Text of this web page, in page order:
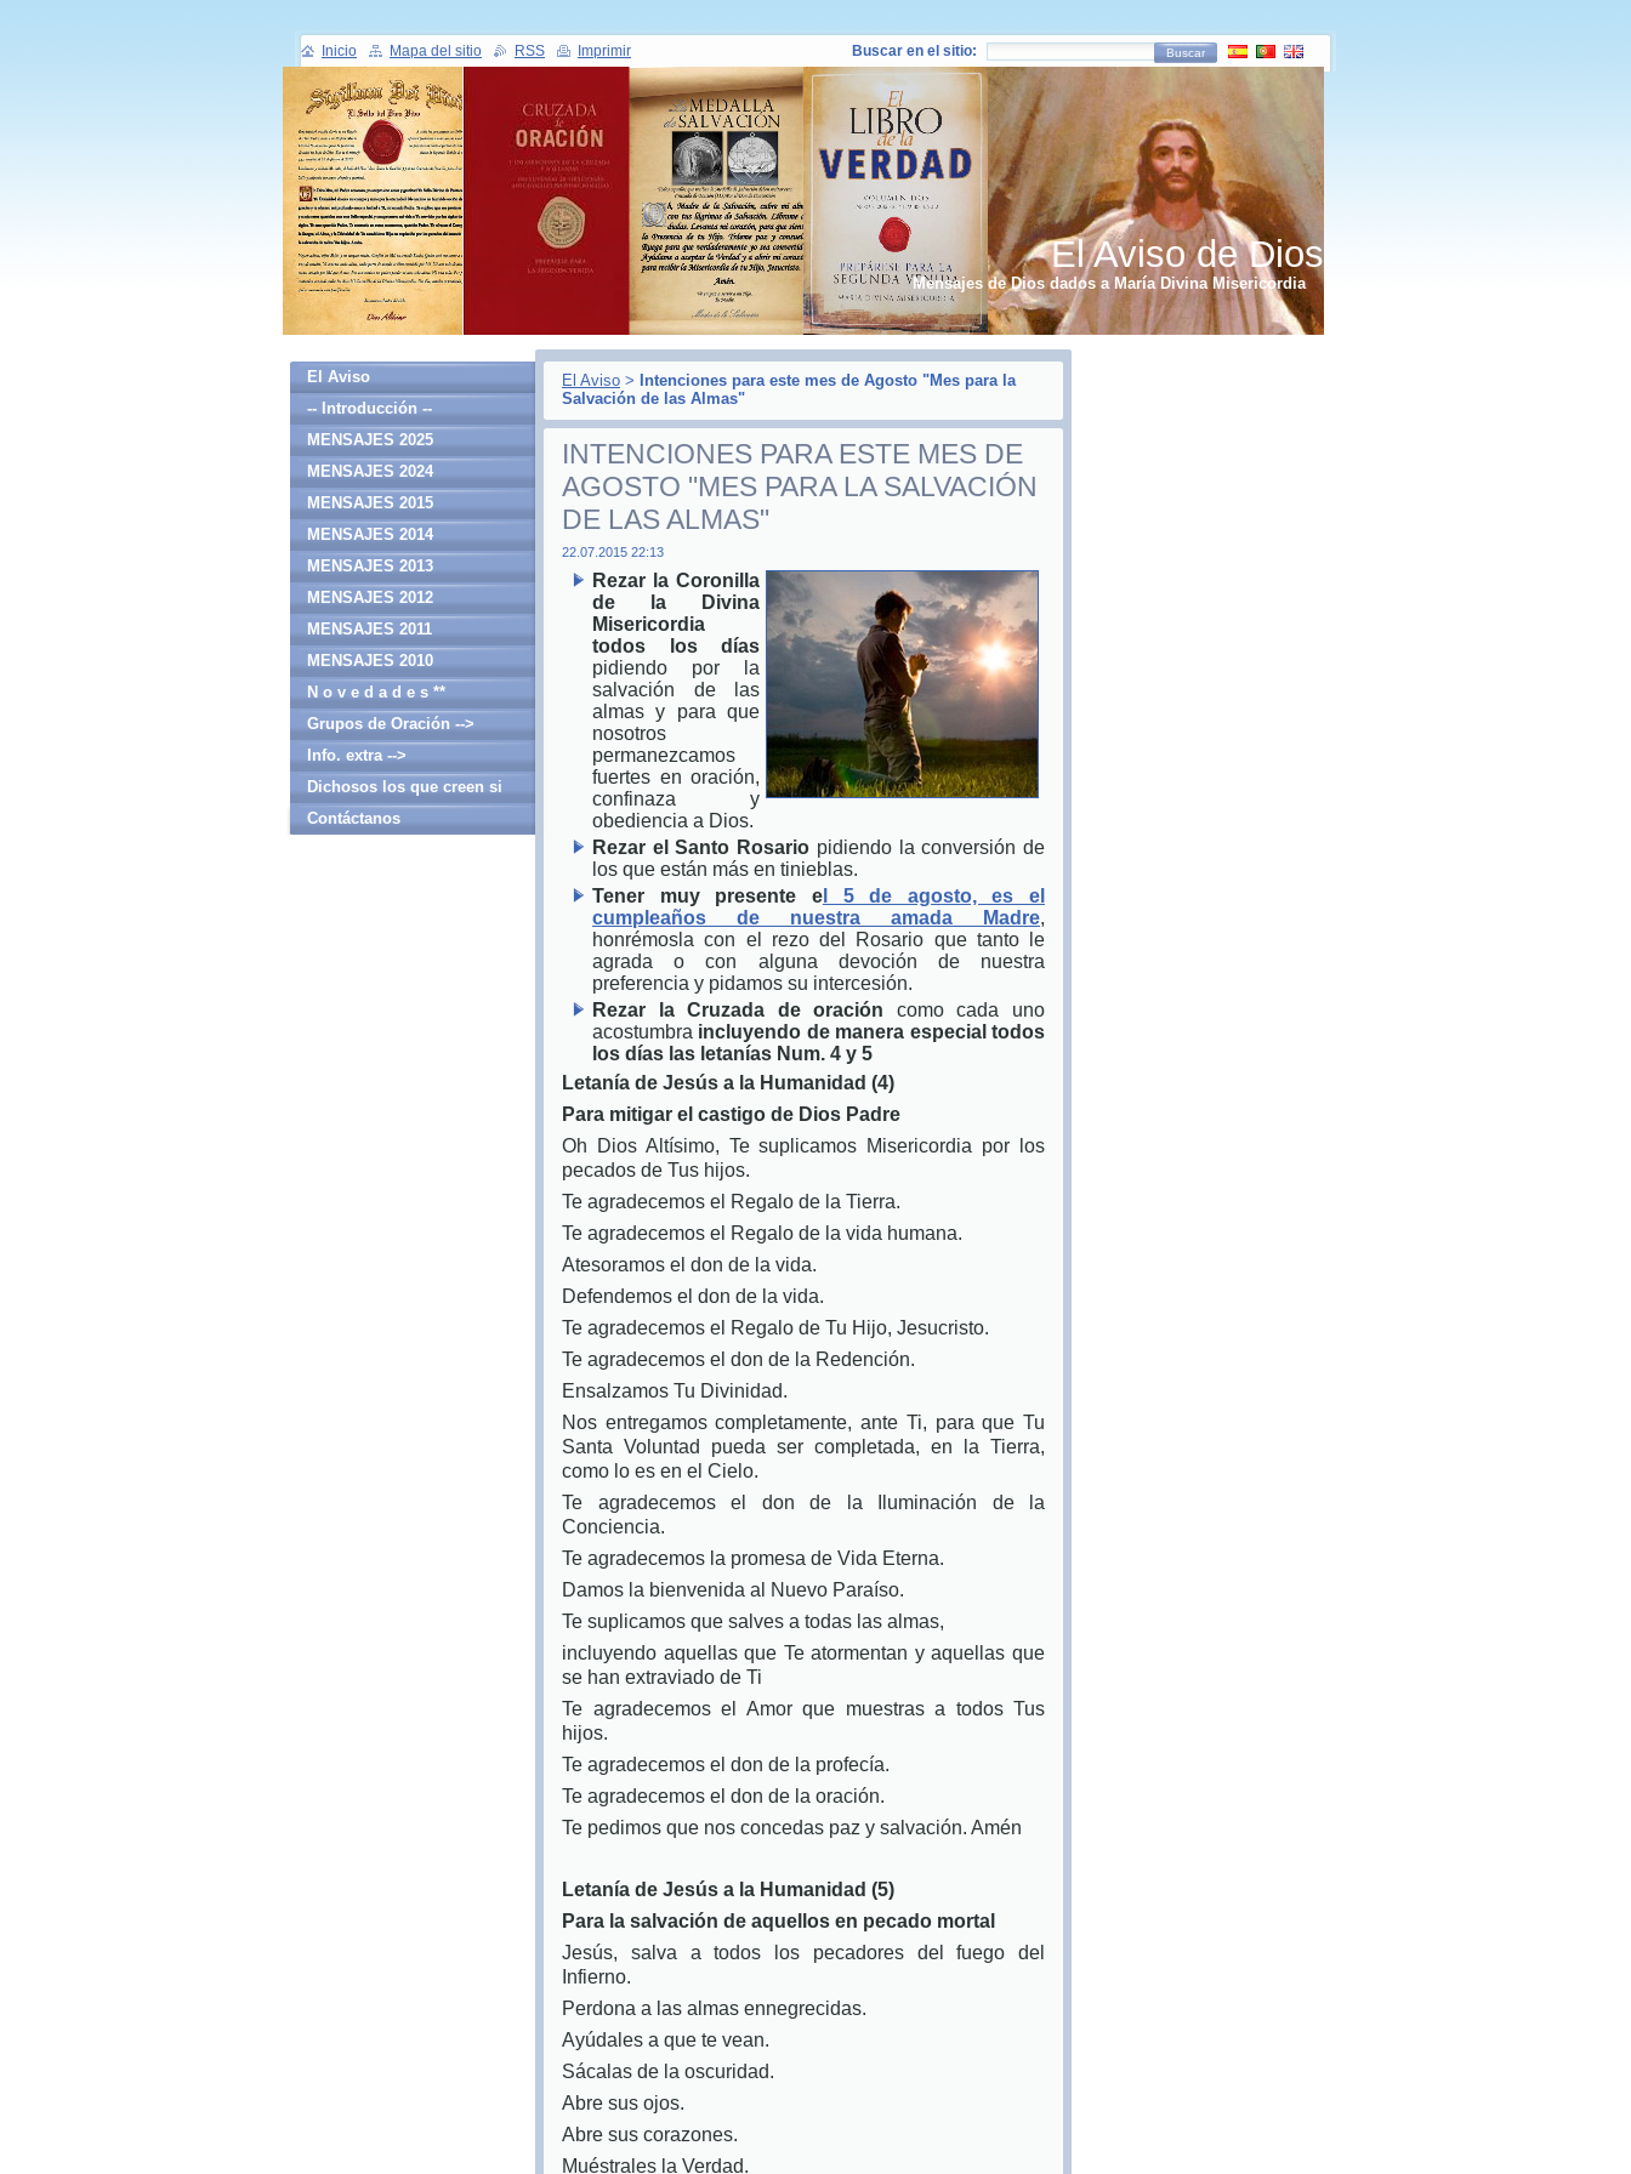
El Aviso de Dios
Mensajes de Dios dados a María Divina Misericordia
El Aviso >
Intenciones para este mes de Agosto "Mes para la
Salvación de las Almas"
INTENCIONES PARA ESTE MES DE
AGOSTO "MES PARA LA SALVACIÓN
DE LAS ALMAS"
22.07.2015 22:13
Rezar la Coronilla
de la Divina
Misericordia
todos los días
pidiendo por la
salvación de las
al mas y para que
nosotros
permanezcamos
fuertes en oración,
confinaza y
obediencia a Dios.
Rezar el Santo Rosario pidiendo la conversión de
los que están más en tinieblas.
Tener muy presente el 5 de agosto, es el
cumpleaños de nuestra amada Madre,
honrémosla con el rezo del Rosario que tanto le
agrada o con alguna devoción de nuestra
preferencia y pidamos su intercesión.
Rezar la Cruzada de oración como cada uno
acostumbra incluyendo de manera especial todos
los días las letanías Num. 4 y 5
Letanía de Jesús a la Humanidad (4)
Para mitigar el castigo de Dios Padre
Oh Dios Altísimo, Te suplicamos Misericordia por los
pecados de Tus hijos.
Te agradecemos el Regalo de la Tierra.
Te agradecemos el Regalo de la vida humana.
Atesoramos el don de la vida.
Defendemos el don de la vida.
Te agradecemos el Regalo de Tu Hijo, Jesucristo.
Te agradecemos el don de la Redención.
Ensalzamos Tu Divinidad.
Nos entregamos completamente, ante Ti, para que Tu
Santa Voluntad pueda ser completada, en la Tierra,
como lo es en el Cielo.
Te agradecemos el don de la Iluminación de la
Conciencia.
Te agradecemos la promesa de Vida Eterna.
Damos la bienvenida al Nuevo Paraíso.
Te suplicamos que salves a todas las almas,
incluyendo aquellas que Te atormentan y aquellas que
se han extraviado de Ti
Te agradecemos el Amor que muestras a todos Tus
hijos.
Te agradecemos el don de la profecía.
Te agradecemos el don de la oración.
Te pedimos que nos concedas paz y salvación. Amén
Letanía de Jesús a la Humanidad (5)
Para la salvación de aquellos en pecado mortal
Jesús, salva a todos los pecadores del fuego del
Infierno.
Perdona a las almas ennegrecidas.
Ayúdales a que te vean.
Sácalas de la oscuridad.
Abre sus ojos.
Abre sus corazones.
Muéstrales la Verdad.
El Aviso
-- Introducción --
MENSAJES 2025
MENSAJES 2024
MENSAJES 2015
MENSAJES 2014
MENSAJES 2013
MENSAJES 2012
MENSAJES 2011
MENSAJES 2010
N o v e d a d e s **
Grupos de Oración -->
Info. extra -->
Dichosos los que creen si
haber visto
Contáctanos
Inicio Mapa del sitio RSS Imprimir Buscar en el sitio: Buscar